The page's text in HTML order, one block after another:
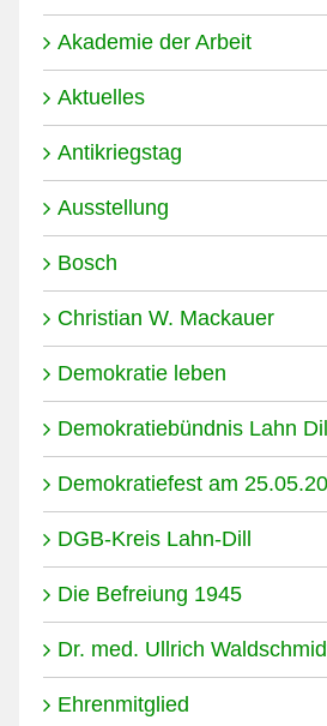
Akademie der Arbeit
Aktuelles
Antikriegstag
Ausstellung
Bosch
Christian W. Mackauer
Demokratie leben
Demokratiebündnis Lahn Dill
Demokratiefest am
DGB-Kreis Lahn-Dill
Die Befreiung 1945
Dr. med. Ullrich
Ehrenmitglied